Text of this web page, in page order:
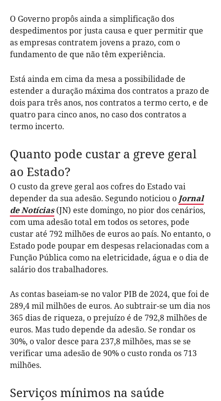
O Governo propôs ainda a simplificação dos
despedimentos por justa causa e quer permitir que
as empresas contratem jovens a prazo, com o
fundamento de que não têm experiência.
Está ainda em cima da mesa a possibilidade de
estender a duração máxima dos contratos a prazo de
dois para três anos, nos contratos a termo certo, e de
quatro para cinco anos, no caso dos contratos a
termo incerto.
Quanto pode custar a greve geral
ao Estado?
O custo da greve geral aos cofres do Estado vai
depender da sua adesão. Segundo noticiou o Jornal
de Notícias(JN) este domingo, no pior dos cenários,
com uma adesão total em todos os setores, pode
custar até 792 milhões de euros ao país. No entanto, o
Estado pode poupar em despesas relacionadas com a
Função Pública como na eletricidade, água e o dia de
salário dos trabalhadores.
As contas baseiam-se no valor PIB de 2024, que foi de
289,4 mil milhões de euros. Ao subtrair-se um dia nos
365 dias de riqueza, o prejuízo é de 792,8 milhões de
euros. Mas tudo depende da adesão. Se rondar os
30%, o valor desce para 237,8 milhões, mas se se
verificar uma adesão de 90% o custo ronda os 713
milhões.
Serviços mínimos na saúde